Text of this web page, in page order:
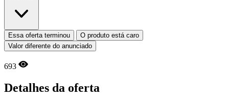
Essa oferta terminou
O produto está caro
Valor diferente do anunciado
693
Detalhes da oferta